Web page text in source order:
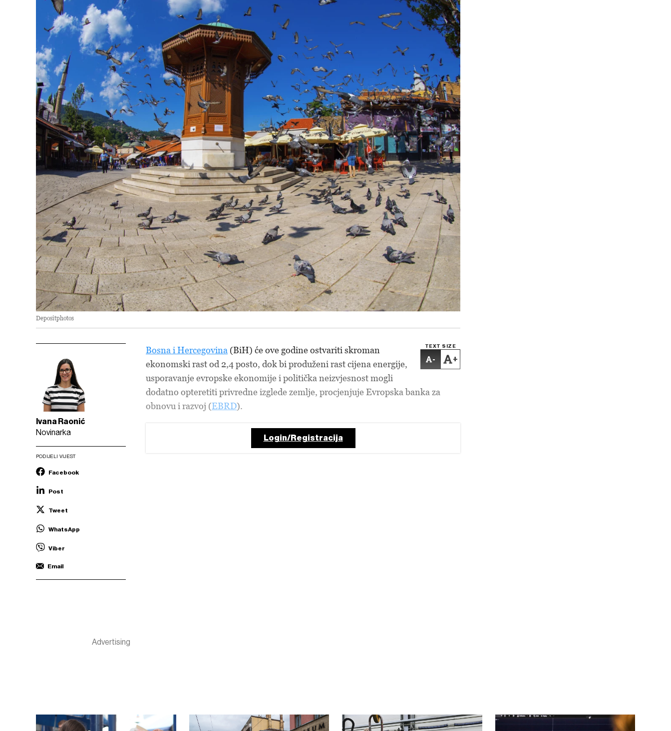
Depositphotos
Ivana Raonić
Novinarka
PODIJELI VIJEST
Facebook
Post
Tweet
WhatsApp
Viber
Email
TEXT SIZE
- +
Bosna i Hercegovina (BiH) će ove godine ostvariti skroman
ekonomski rast od 2,4 posto, dok bi produženi rast cijena energije,
usporavanje evropske ekonomije i politička neizvjesnost mogli
dodatno opteretiti privredne izglede zemlje, procjenjuje Evropska banka za
obnovu i razvoj (EBRD).
Login/Registracija